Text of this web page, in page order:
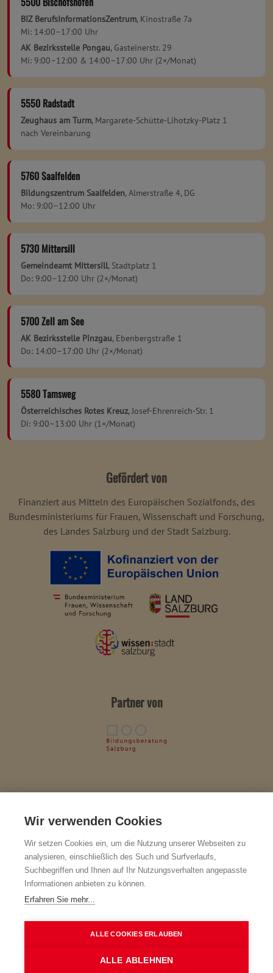
BIZ BerufsInformationsZentrum, Kinostraße 7a
Mi: 14:00–17:00 Uhr
AK Bezirksstelle Pongau, Gasteinerstr. 29
Mi: 9:00–12:00 & 14:00–17:00 Uhr (2×/Monat)
5550 Radstadt
Zeughaus am Turm, Margarete-Schütte-Lihotzky-Platz 1
nach Vereinbarung
5760 Saalfelden
Bildungszentrum Saalfelden, Almerstraße 4, DG
Mo: 9:00–12:00 Uhr
5730 Mittersill
Gemeindeamt Mittersill, Stadtplatz 1
Do: 9:00–12:00 Uhr (2×/Monat)
5700 Zell am See
AK Bezirksstelle Pinzgau, Ebenbergstraße 1
Do: 14:00–17:00 Uhr (2×/Monat)
5580 Tamsweg
Österreichisches Rotes Kreuz, Josef-Ehrenreich-Str. 1
Di: 9:00–13:00 Uhr (1×/Monat)
Gefördert von
Finanziert aus Mitteln des Europäischen Sozialfonds, des
Bundesministeriums für Frauen, Wissenschaft und Forschung,
des Landes Salzburg und der Stadt Salzburg.
Partner von
Impressum & Herausgeber
BiBer-F – Verein zur Förderung der Bildungs- und Berufsberatung in
den Bereichen der Erwachsenenbildung und der Weiterbildung
ZVR-Nr.: 502442781 · Geschäftsführung: Mag. Christine Bauer-
Grechenig
Strubergasse 18, 5020 Salzburg
Kontakt
+43 662 872677 · +43 699 10203012
www.biber-salzburg.at
Wir verwenden Cookies
Wir setzen Cookies ein, um die Nutzung unserer Webseiten zu
analysieren, einschließlich des Such und Surfverlaufs,
Suchbegriffen und Ihnen auf Ihr Nutzungsverhalten angepasste
Informationen anbieten zu können.
Erfahren Sie mehr...
ALLE COOKIES ERLAUBEN
ALLE ABLEHNEN